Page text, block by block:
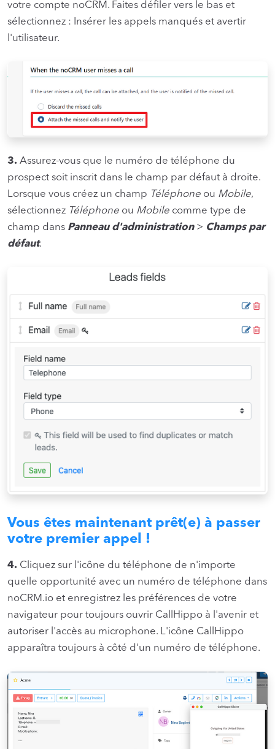
votre compte noCRM. Faites défiler vers le bas et
sélectionnez : Insérer les appels manqués et avertir
l'utilisateur.
3. Assurez-vous que le numéro de téléphone du
prospect soit inscrit dans le champ par défaut à droite.
Lorsque vous créez un champ Téléphone ou Mobile,
sélectionnez Téléphone ou Mobile comme type de
champ dans Panneau d'administration> Champs par
défaut.
Vous êtes maintenant prêt(e) à passer
votre premier appel !
4. Cliquez sur l'icône du téléphone de n'importe
quelle opportunité avec un numéro de téléphone dans
noCRM.io et enregistrez les préférences de votre
navigateur pour toujours ouvrir CallHippo à l'avenir et
autoriser l'accès au microphone. L'icône CallHippo
apparaîtra toujours à côté d'un numéro de téléphone.